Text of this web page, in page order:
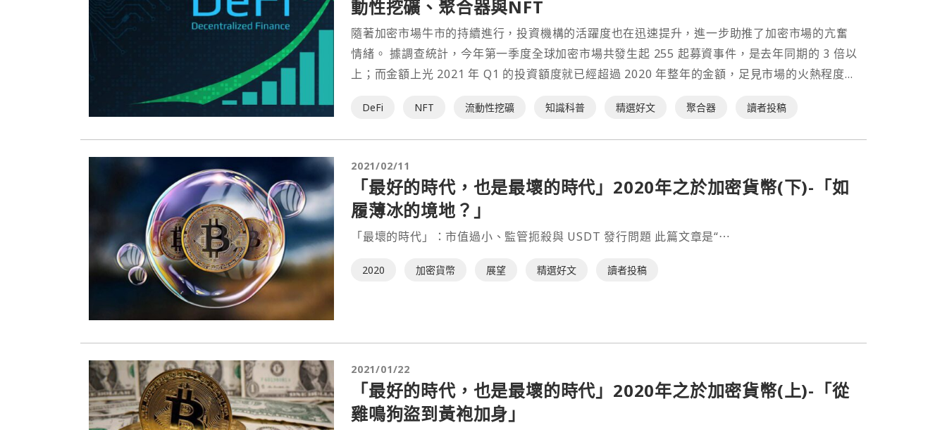
動性挖礦、聚合器與NFT
隨著加密市場牛市的持續進行，投資機構的活躍度也在迅速提升，進一步助推了加密市場的亢奮
情緒。 據調查統計，今年第一季度全球加密市場共發生起 255 起募資事件，是去年同期的 3 倍以
上；而金額上光 2021 年 Q1 的投資額度就已經超過 2020 年整年的金額，足見市場的火熱程度。
DeFi NFT 流動性挖礦 知識科普 精選好文 聚合器 讀者投稿
2021/02/11
「最好的時代，也是最壞的時代」2020年之於加密貨幣(下)-「如
履薄冰的境地？」
「最壞的時代」：市值過小、監管扼殺與 USDT 發行問題 此篇文章是“⋯
2020 加密貨幣 展望 精選好文 讀者投稿
2021/01/22
「最好的時代，也是最壞的時代」2020年之於加密貨幣(上)-「從
雞鳴狗盜到黃袍加身」